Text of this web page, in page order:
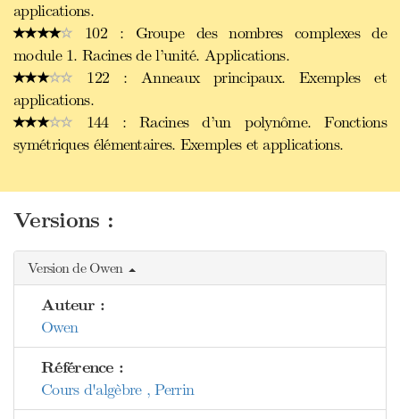
applications.
102 : Groupe des nombres complexes de
module 1. Racines de l’unité. Applications.
122 : Anneaux principaux. Exemples et
applications.
144 : Racines d’un polynôme. Fonctions
symétriques élémentaires. Exemples et applications.
Versions :
Version de Owen
Auteur :
Owen
Référence :
Cours d'algèbre , Perrin